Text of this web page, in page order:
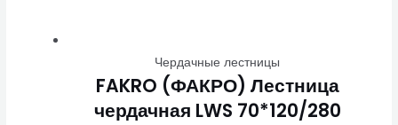
Чердачные лестницы
FAKRO (ФАКРО) Лестница
чердачная LWS 70*120/280